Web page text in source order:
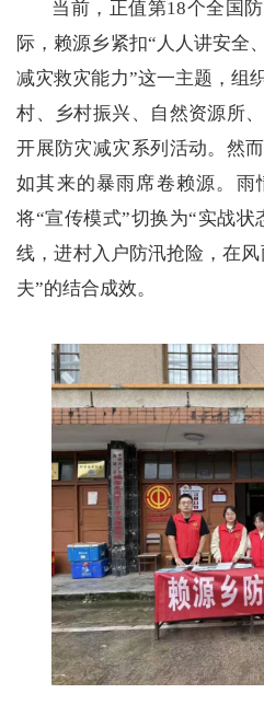
当前，正值第18个全国
际，赖源乡紧扣“人人讲安
减灾救灾能力”这一主题，组
村、乡村振兴、自然资源所
开展防灾减灾系列活动。然
如其来的暴雨席卷赖源。雨
将“宣传模式”切换为“实战
线，进村入户防汛抢险，在
夫”的结合成效。